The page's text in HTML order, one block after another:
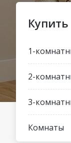
Купить
1-
2-
3-
Комнаты